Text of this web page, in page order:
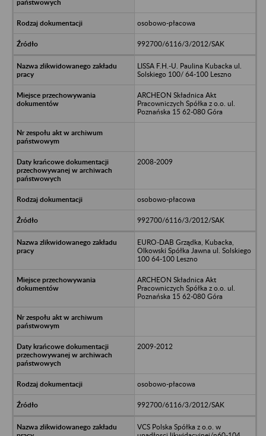
osobowo-płacowa
992700/6116/3/2012/SAK
LISSA F.H.-U. Paulina Kubacka ul.
Solskiego 100/ 64-100 Leszno
ARCHEON Składnica Akt
Pracowniczych Spółka z o.o. ul.
Poznańska 15 62-080 Góra
2008-2009
osobowo-płacowa
992700/6116/3/2012/SAK
EURO-DAB Grządka, Kubacka,
Olkowski Spółka Jawna ul. Solskiego
100 64-100 Leszno
ARCHEON Składnica Akt
Pracowniczych Spółka z o.o. ul.
Poznańska 15 62-080 Góra
2009-2012
osobowo-płacowa
992700/6116/3/2012/SAK
VCS Polska Spółka z o.o. w